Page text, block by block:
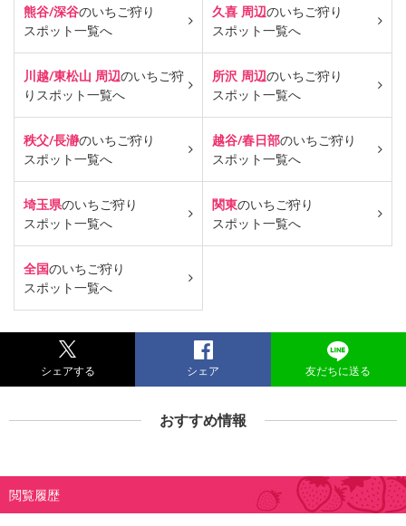
熊谷/深谷のいちご狩り
スポット一覧へ
久喜 周辺のいちご狩り
スポット一覧へ
川越/東松山 周辺のいちご狩
り スポット一覧へ
所沢 周辺のいちご狩り
スポット一覧へ
秩父/長瀞のいちご狩り
スポット一覧へ
越谷/春日部のいちご狩り
スポット一覧へ
埼玉県のいちご狩り
スポット一覧へ
関東のいちご狩り
スポット一覧へ
全国のいちご狩り
スポット一覧へ
シェアする シェア 友だちに送る
おすすめ情報
閲覧履歴